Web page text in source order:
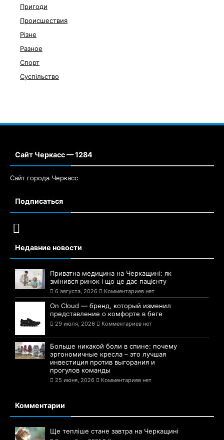
Пригоди
Происшествия
Різне
Разное
Спорт
Суспільство
Сайт Черкасс — 1284
Сайт города Черкасс
Подписаться
Недавние новости
Приватна медицина на Черкащині: як
змінився ринок і що це дає пацієнту
6 августа, 2026 Комментариев нет
On Cloud — бренд, который изменил
представление о комфорте в беге
29 июля, 2026 Комментариев нет
Больше никакой боли в спине: почему
эргономичные кресла – это лучшая
инвестиция против выгорания и
прогулов команды
25 июня, 2026 Комментариев нет
Комментарии
Ще тепліше стане завтра на Черкащині